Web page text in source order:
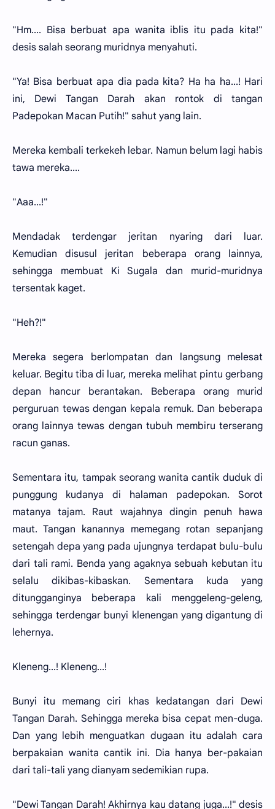
"Hm.... Bisa berbuat apa wanita iblis itu pada kita!"
desis salah seorang muridnya menyahuti.
"Ya! Bisa berbuat apa dia pada kita? Ha ha ha...! Hari
ini, Dewi Tangan Darah akan rontok di tangan
Padepokan Macan Putih!" sahut yang lain.
Mereka kembali terkekeh lebar. Namun belum lagi habis
tawa mereka....
"Aaa...!"
Mendadak terdengar jeritan nyaring dari luar.
Kemudian disusul jeritan beberapa orang lainnya,
sehingga membuat Ki Sugala dan murid-muridnya
tersentak kaget.
"Heh?!"
Mereka segera berlompatan dan langsung melesat
keluar. Begitu tiba di luar, mereka melihat pintu gerbang
depan hancur berantakan. Beberapa orang murid
perguruan tewas dengan kepala remuk. Dan beberapa
orang lainnya tewas dengan tubuh membiru terserang
racun ganas.
Sementara itu, tampak seorang wanita cantik duduk di
punggung kudanya di halaman padepokan. Sorot
matanya tajam. Raut wajahnya dingin penuh hawa
maut. Tangan kanannya memegang rotan sepanjang
setengah depa yang pada ujungnya terdapat bulu-bulu
dari tali rami. Benda yang agaknya sebuah kebutan itu
selalu dikibas-kibaskan. Sementara kuda yang
ditungganginya beberapa kali menggeleng-geleng,
sehingga terdengar bunyi klenengan yang digantung di
lehernya.
Kleneng...! Kleneng...!
Bunyi itu memang ciri khas kedatangan dari Dewi
Tangan Darah. Sehingga mereka bisa cepat men-duga.
Dan yang lebih menguatkan dugaan itu adalah cara
berpakaian wanita cantik ini. Dia hanya ber-pakaian
dari tali-tali yang dianyam sedemikian rupa.
"Dewi Tangan Darah! Akhirnya kau datang juga...!" desis